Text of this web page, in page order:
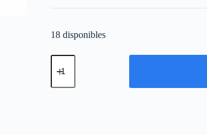
18 disponibles
Aplique
Bidireccional
2